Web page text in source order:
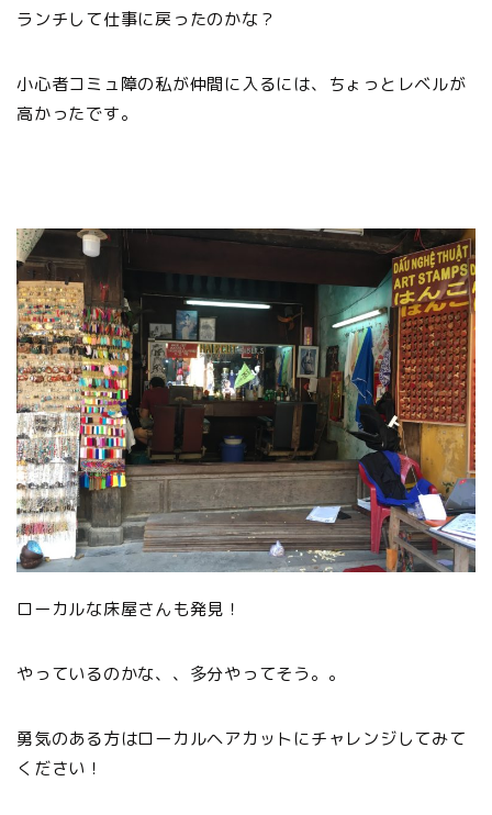
ランチして仕事に戻ったのかな？
小心者コミュ障の私が仲間に入るには、ちょっとレベルが
高かったです。
ローカルな床屋さんも発見！
やっているのかな、、多分やってそう。。
勇気のある方はローカルヘアカットにチャレンジしてみて
ください！